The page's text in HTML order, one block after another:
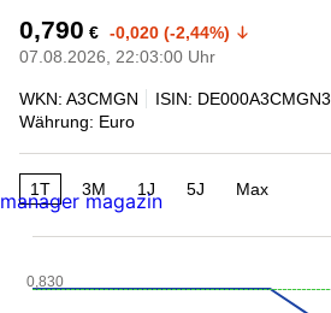
0,790 € -0,020 (-2,44%)
07.08.2026, 22:03:00 Uhr
WKN: A3CMGN ISIN: DE000A3CMGN3
Währung: Euro
1T 3M 1J 5J Max
0,830
manager magazin